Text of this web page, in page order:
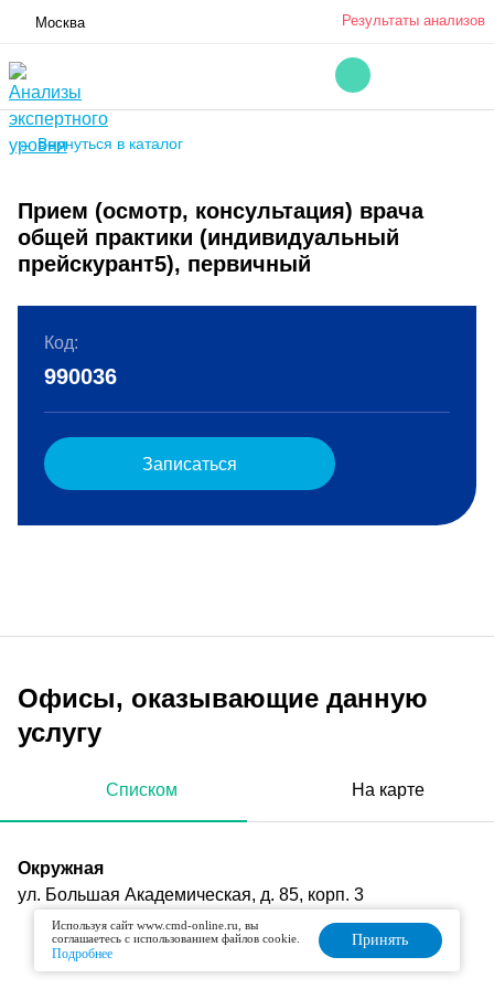
Москва Результаты анализов
← Вернуться в каталог
Прием (осмотр, консультация) врача
общей практики (индивидуальный
прейскурант5), первичный
Код:
990036
Записаться
Офисы, оказывающие данную
услугу
Списком На карте
Окружная
ул. Большая Академическая, д. 85, корп. 3
Используя сайт www.cmd-online.ru, вы
соглашаетесь с использованием файлов cookie.
Подробнее
Принять